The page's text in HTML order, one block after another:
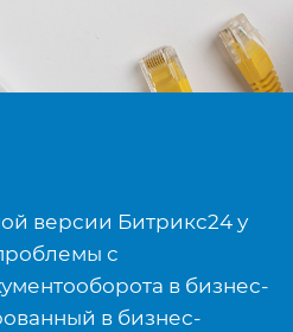
версии Битрикс24 у
с
в бизнес-
в бизнес-